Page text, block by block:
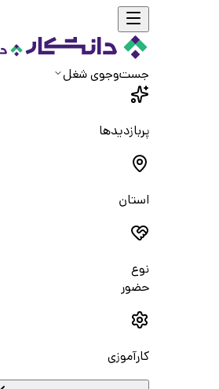
جست‌و‌جوی شغل
پربازدیدها
استان
نوع
حضور
کارآموزی